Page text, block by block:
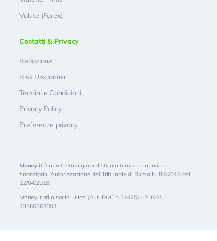
Valute (Forex)
Contatti & Privacy
Redazione
Risk Disclaimer
Termini e Condizioni
Privacy Policy
Preferenze privacy
Money.it è una testata giornalistica a tema economico e
finanziario. Autorizzazione del Tribunale di Roma N. 84/2018 del
12/04/2018.
Money.it srl a socio unico (Aut. ROC n.31425) - P. IVA:
13586361001